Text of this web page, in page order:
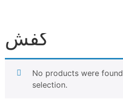
کفش
No products were
selection.